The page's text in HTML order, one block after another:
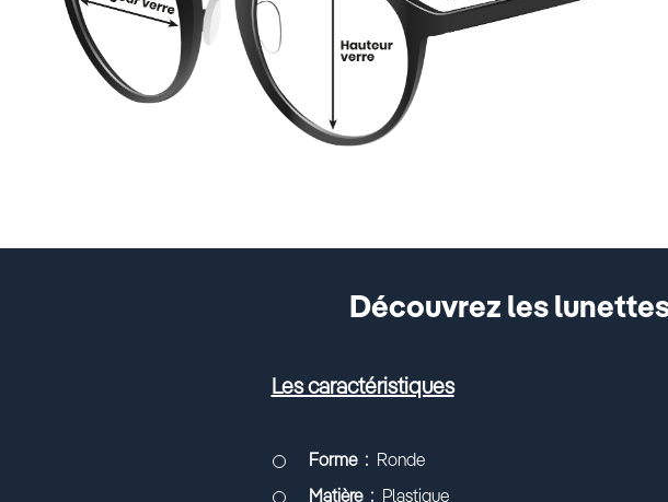
Découvrez les
Les caractéristiques
Forme Ronde
Matière Plastique